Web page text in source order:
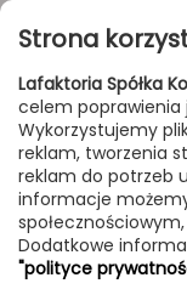
Przejdź do treści
Meble
Stolik
Strona
Lafaktoria Spółka
celem poprawienia
Wykorzystujemy
reklam, tworzenia
reklam do potrzeb
informacje
Dodatkowe
"polityce